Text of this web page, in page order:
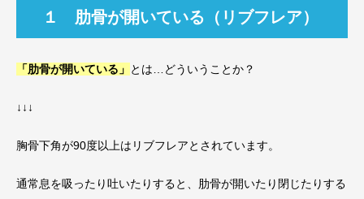
１ 肋骨が開いている（リブフレア）
「肋骨が開いている」 とは…どういうことか？
↓↓↓
胸骨下角が90度以上はリブフレアとされています。
通常息を吸ったり吐いたりすると、肋骨が開いたり閉じたりする